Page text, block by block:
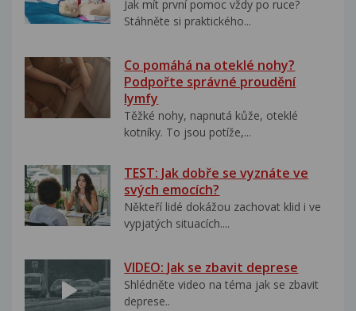
Jak mít první pomoc vždy po ruce?
Stáhněte si praktického...
Co pomáhá na oteklé nohy?
Podpořte správné proudění
lymfy
Těžké nohy, napnutá kůže, oteklé
kotníky. To jsou potíže,...
TEST: Jak dobře se vyznáte ve
svých emocích?
Někteří lidé dokážou zachovat klid i ve
vypjatých situacích....
VIDEO: Jak se zbavit deprese
Shlédněte video na téma jak se zbavit
deprese..